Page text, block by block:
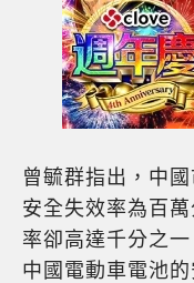
曾毓群指出，中
安全失效率為百
率卻高達千分之
中國電動車電池